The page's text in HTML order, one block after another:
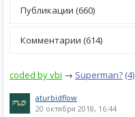
Публикации (660)
Комментарии (614)
coded by vbi → Superman? (4)
aturbidflow
20 октября 2018, 16:44